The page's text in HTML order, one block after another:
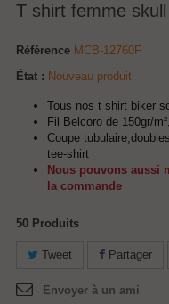
T shirt femme
Référence MCB-12760F
État : Nouveau produit
Tous nos t shirt biker
Fil Belcoro de 150gr/
Coupe
tee-shirt
Nous pouvons aussi
la commande
50 Produits
Tweet Partager
Envoyer à un ami